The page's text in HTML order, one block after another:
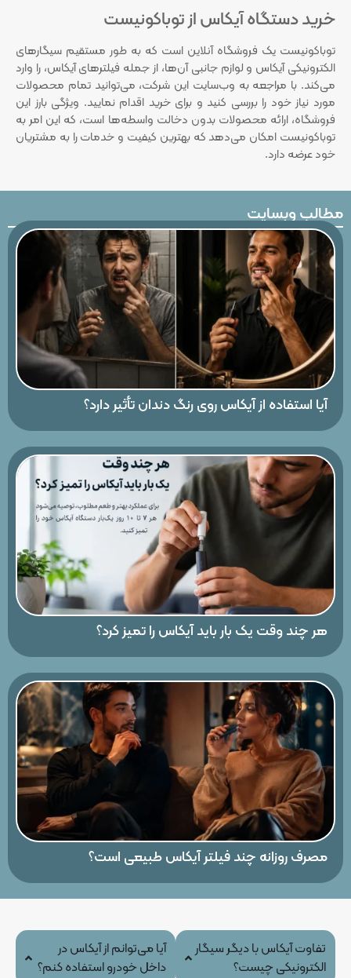
خرید دستگاه آیکاس از توباکونیست
توباکونیست یک فروشگاه آنلاین است که به طور مستقیم سیگارهای
الکترونیکی آیکاس و لوازم جانبی آن‌ها، از جمله فیلترهای آیکاس، را وارد
می‌کند. با مراجعه به وب‌سایت این شرکت، می‌توانید تمام محصولات
مورد نیاز خود را بررسی کنید و برای خرید اقدام نمایید. ویژگی بارز این
فروشگاه، ارائه محصولات بدون دخالت واسطه‌ها است، که این امر به
توباکونیست امکان می‌دهد که بهترین کیفیت و خدمات را به مشتریان
خود عرضه دارد.
مطالب وبسایت
آیا استفاده از آیکاس روی رنگ دندان تأثیر دارد؟
هر چند وقت یک بار باید آیکاس را تمیز کرد؟
مصرف روزانه چند فیلتر آیکاس طبیعی است؟
تفاوت آیکاس با دیگر سیگار
الکترونیکی چیست؟
آیا می‌توانم از آیکاس در
داخل خودرو استفاده کنم؟